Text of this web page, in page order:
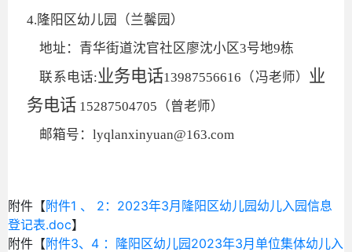
4.隆阳区幼儿园（兰馨园）
地址：青华街道沈官社区廖沈小区3号地9栋
联系电话:业务电话13987556616（冯老师）
业
务电话 15287504705（曾老师）
邮箱号：lyqlanxinyuan@163.com
附件【附件1 、 2：2023年3月隆阳区幼儿园幼儿入园信息
登记表.doc】
附件【附件3、4 ：隆阳区幼儿园2023年3月单位集体幼儿入